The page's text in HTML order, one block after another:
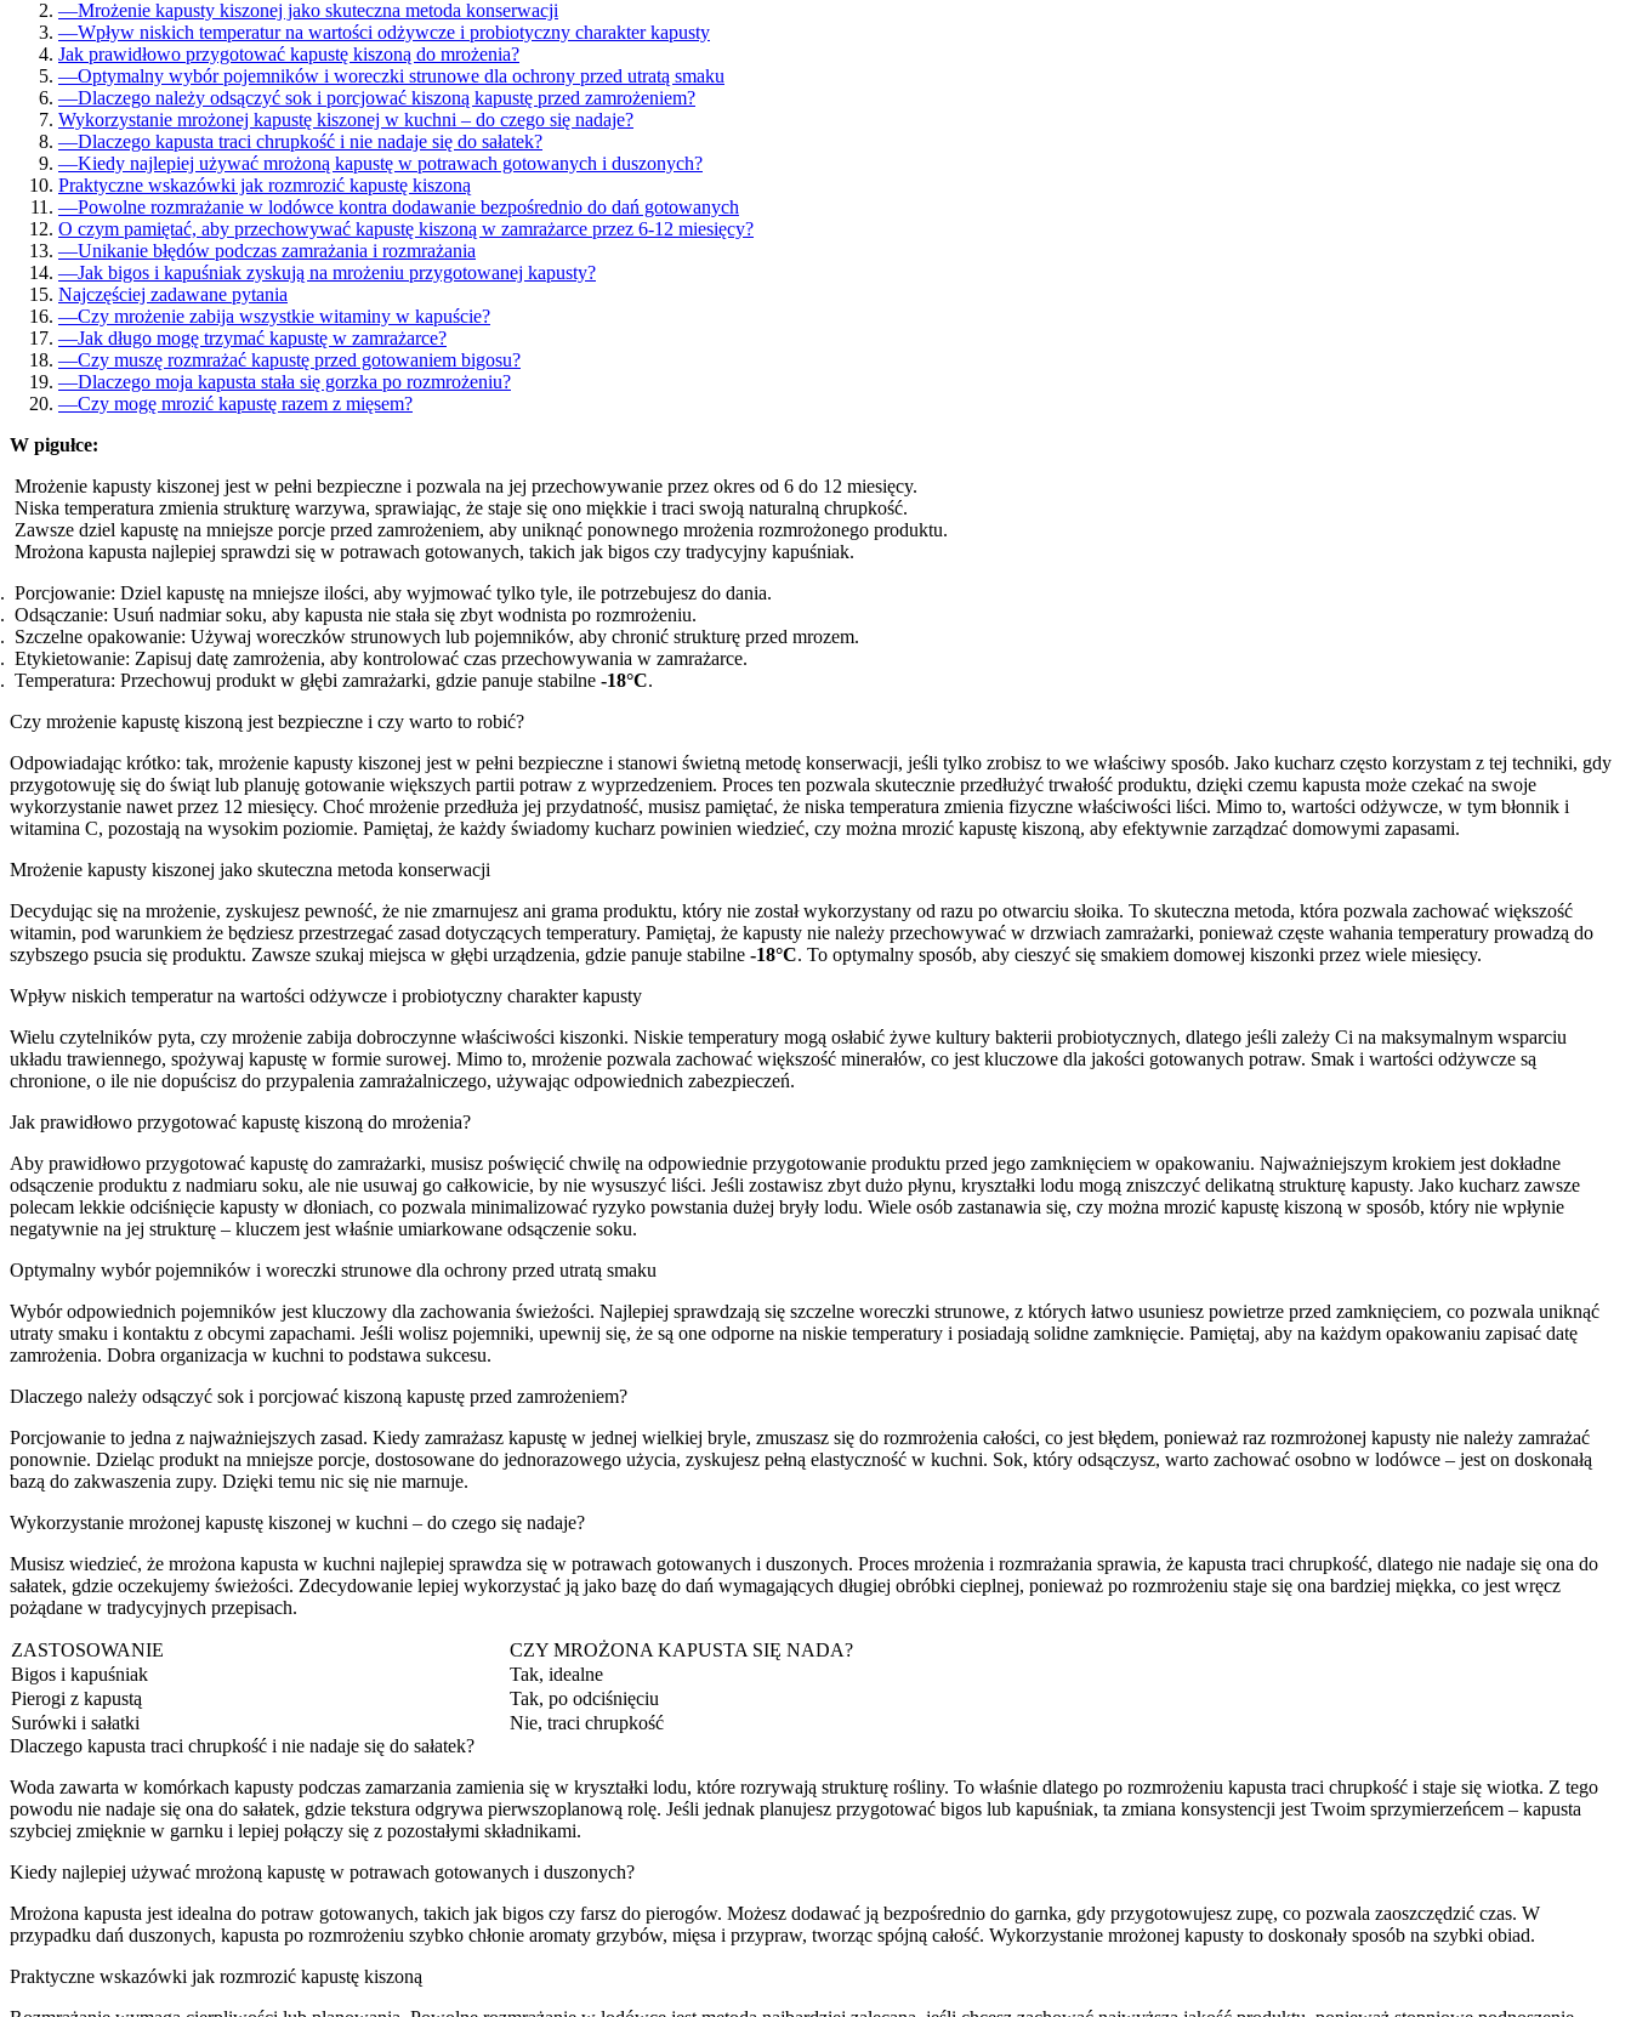
—Mrożenie kapusty kiszonej jako skuteczna metoda konserwacji
—Wpływ niskich temperatur na wartości odżywcze i probiotyczny charakter kapusty
Jak prawidłowo przygotować kapustę kiszoną do mrożenia?
—Optymalny wybór pojemników i woreczki strunowe dla ochrony przed utratą smaku
—Dlaczego należy odsączyć sok i porcjować kiszoną kapustę przed zamrożeniem?
Wykorzystanie mrożonej kapustę kiszonej w kuchni – do czego się nadaje?
—Dlaczego kapusta traci chrupkość i nie nadaje się do sałatek?
—Kiedy najlepiej używać mrożoną kapustę w potrawach gotowanych i duszonych?
Praktyczne wskazówki jak rozmrozić kapustę kiszoną
—Powolne rozmrażanie w lodówce kontra dodawanie bezpośrednio do dań gotowanych
O czym pamiętać, aby przechowywać kapustę kiszoną w zamrażarce przez 6-12 miesięcy?
—Unikanie błędów podczas zamrażania i rozmrażania
—Jak bigos i kapuśniak zyskują na mrożeniu przygotowanej kapusty?
Najczęściej zadawane pytania
—Czy mrożenie zabija wszystkie witaminy w kapuście?
—Jak długo mogę trzymać kapustę w zamrażarce?
—Czy muszę rozmrażać kapustę przed gotowaniem bigosu?
—Dlaczego moja kapusta stała się gorzka po rozmrożeniu?
—Czy mogę mrozić kapustę razem z mięsem?
W pigułce:
Mrożenie kapusty kiszonej jest w pełni bezpieczne i pozwala na jej przechowywanie przez okres od 6 do 12 miesięcy.
Niska temperatura zmienia strukturę warzywa, sprawiając, że staje się ono miękkie i traci swoją naturalną chrupkość.
Zawsze dziel kapustę na mniejsze porcje przed zamrożeniem, aby uniknąć ponownego mrożenia rozmrożonego produktu.
Mrożona kapusta najlepiej sprawdzi się w potrawach gotowanych, takich jak bigos czy tradycyjny kapuśniak.
Porcjowanie: Dziel kapustę na mniejsze ilości, aby wyjmować tylko tyle, ile potrzebujesz do dania.
Odsączanie: Usuń nadmiar soku, aby kapusta nie stała się zbyt wodnista po rozmrożeniu.
Szczelne opakowanie: Używaj woreczków strunowych lub pojemników, aby chronić strukturę przed mrozem.
Etykietowanie: Zapisuj datę zamrożenia, aby kontrolować czas przechowywania w zamrażarce.
Temperatura: Przechowuj produkt w głębi zamrażarki, gdzie panuje stabilne -18°C.
Czy mrożenie kapustę kiszoną jest bezpieczne i czy warto to robić?
Odpowiadając krótko: tak, mrożenie kapusty kiszonej jest w pełni bezpieczne i stanowi świetną metodę konserwacji, jeśli tylko zrobisz to we właściwy sposób. Jako kucharz często korzystam z tej techniki, gdy
przygotowuję się do świąt lub planuję gotowanie większych partii potraw z wyprzedzeniem. Proces ten pozwala skutecznie przedłużyć trwałość produktu, dzięki czemu kapusta może czekać na swoje
wykorzystanie nawet przez 12 miesięcy. Choć mrożenie przedłuża jej przydatność, musisz pamiętać, że niska temperatura zmienia fizyczne właściwości liści. Mimo to, wartości odżywcze, w tym błonnik i
witamina C, pozostają na wysokim poziomie. Pamiętaj, że każdy świadomy kucharz powinien wiedzieć, czy można mrozić kapustę kiszoną, aby efektywnie zarządzać domowymi zapasami.
Mrożenie kapusty kiszonej jako skuteczna metoda konserwacji
Decydując się na mrożenie, zyskujesz pewność, że nie zmarnujesz ani grama produktu, który nie został wykorzystany od razu po otwarciu słoika. To skuteczna metoda, która pozwala zachować większość
witamin, pod warunkiem że będziesz przestrzegać zasad dotyczących temperatury. Pamiętaj, że kapusty nie należy przechowywać w drzwiach zamrażarki, ponieważ częste wahania temperatury prowadzą do
szybszego psucia się produktu. Zawsze szukaj miejsca w głębi urządzenia, gdzie panuje stabilne -18°C. To optymalny sposób, aby cieszyć się smakiem domowej kiszonki przez wiele miesięcy.
Wpływ niskich temperatur na wartości odżywcze i probiotyczny charakter kapusty
Wielu czytelników pyta, czy mrożenie zabija dobroczynne właściwości kiszonki. Niskie temperatury mogą osłabić żywe kultury bakterii probiotycznych, dlatego jeśli zależy Ci na maksymalnym wsparciu
układu trawiennego, spożywaj kapustę w formie surowej. Mimo to, mrożenie pozwala zachować większość minerałów, co jest kluczowe dla jakości gotowanych potraw. Smak i wartości odżywcze są
chronione, o ile nie dopuścisz do przypalenia zamrażalniczego, używając odpowiednich zabezpieczeń.
Jak prawidłowo przygotować kapustę kiszoną do mrożenia?
Aby prawidłowo przygotować kapustę do zamrażarki, musisz poświęcić chwilę na odpowiednie przygotowanie produktu przed jego zamknięciem w opakowaniu. Najważniejszym krokiem jest dokładne
odsączenie produktu z nadmiaru soku, ale nie usuwaj go całkowicie, by nie wysuszyć liści. Jeśli zostawisz zbyt dużo płynu, kryształki lodu mogą zniszczyć delikatną strukturę kapusty. Jako kucharz zawsze
polecam lekkie odciśnięcie kapusty w dłoniach, co pozwala minimalizować ryzyko powstania dużej bryły lodu. Wiele osób zastanawia się, czy można mrozić kapustę kiszoną w sposób, który nie wpłynie
negatywnie na jej strukturę – kluczem jest właśnie umiarkowane odsączenie soku.
Optymalny wybór pojemników i woreczki strunowe dla ochrony przed utratą smaku
Wybór odpowiednich pojemników jest kluczowy dla zachowania świeżości. Najlepiej sprawdzają się szczelne woreczki strunowe, z których łatwo usuniesz powietrze przed zamknięciem, co pozwala uniknąć
utraty smaku i kontaktu z obcymi zapachami. Jeśli wolisz pojemniki, upewnij się, że są one odporne na niskie temperatury i posiadają solidne zamknięcie. Pamiętaj, aby na każdym opakowaniu zapisać datę
zamrożenia. Dobra organizacja w kuchni to podstawa sukcesu.
Dlaczego należy odsączyć sok i porcjować kiszoną kapustę przed zamrożeniem?
Porcjowanie to jedna z najważniejszych zasad. Kiedy zamrażasz kapustę w jednej wielkiej bryle, zmuszasz się do rozmrożenia całości, co jest błędem, ponieważ raz rozmrożonej kapusty nie należy zamrażać
ponownie. Dzieląc produkt na mniejsze porcje, dostosowane do jednorazowego użycia, zyskujesz pełną elastyczność w kuchni. Sok, który odsączysz, warto zachować osobno w lodówce – jest on doskonałą
bazą do zakwaszenia zupy. Dzięki temu nic się nie marnuje.
Wykorzystanie mrożonej kapustę kiszonej w kuchni – do czego się nadaje?
Musisz wiedzieć, że mrożona kapusta w kuchni najlepiej sprawdza się w potrawach gotowanych i duszonych. Proces mrożenia i rozmrażania sprawia, że kapusta traci chrupkość, dlatego nie nadaje się ona do
sałatek, gdzie oczekujemy świeżości. Zdecydowanie lepiej wykorzystać ją jako bazę do dań wymagających długiej obróbki cieplnej, ponieważ po rozmrożeniu staje się ona bardziej miękka, co jest wręcz
pożądane w tradycyjnych przepisach.
ZASTOSOWANIE
CZY MROŻONA KAPUSTA SIĘ NADA?
Bigos i kapuśniak
Tak, idealne
Pierogi z kapustą
Tak, po odciśnięciu
Surówki i sałatki
Nie, traci chrupkość
Dlaczego kapusta traci chrupkość i nie nadaje się do sałatek?
Woda zawarta w komórkach kapusty podczas zamarzania zamienia się w kryształki lodu, które rozrywają strukturę rośliny. To właśnie dlatego po rozmrożeniu kapusta traci chrupkość i staje się wiotka. Z tego
powodu nie nadaje się ona do sałatek, gdzie tekstura odgrywa pierwszoplanową rolę. Jeśli jednak planujesz przygotować bigos lub kapuśniak, ta zmiana konsystencji jest Twoim sprzymierzeńcem – kapusta
szybciej zmięknie w garnku i lepiej połączy się z pozostałymi składnikami.
Kiedy najlepiej używać mrożoną kapustę w potrawach gotowanych i duszonych?
Mrożona kapusta jest idealna do potraw gotowanych, takich jak bigos czy farsz do pierogów. Możesz dodawać ją bezpośrednio do garnka, gdy przygotowujesz zupę, co pozwala zaoszczędzić czas. W
przypadku dań duszonych, kapusta po rozmrożeniu szybko chłonie aromaty grzybów, mięsa i przypraw, tworząc spójną całość. Wykorzystanie mrożonej kapusty to doskonały sposób na szybki obiad.
Praktyczne wskazówki jak rozmrozić kapustę kiszoną